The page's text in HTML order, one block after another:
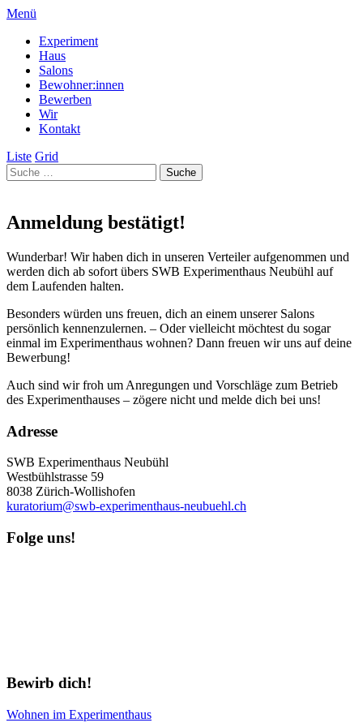
Menü
Experiment
Haus
Salons
Bewohner:innen
Bewerben
Wir
Kontakt
Liste Grid
Anmeldung bestätigt!
Wunderbar! Wir haben dich in unseren Verteiler aufgenommen und
werden dich ab sofort übers SWB Experimenthaus Neubühl auf
dem Laufenden halten.
Besonders würden uns freuen, dich an einem unserer Salons
persönlich kennenzulernen. – Oder vielleicht möchtest du sogar
einmal im Experimenthaus wohnen? Dann freuen wir uns auf deine
Bewerbung!
Auch sind wir froh um Anregungen und Vorschläge zum Betrieb
des Experimenthauses – zögere nicht und melde dich bei uns!
Adresse
SWB Experimenthaus Neubühl
Westbühlstrasse 59
8038 Zürich-Wollishofen
kuratorium@swb-experimenthaus-neubuehl.ch
Folge uns!
Bewirb dich!
Wohnen im Experimenthaus